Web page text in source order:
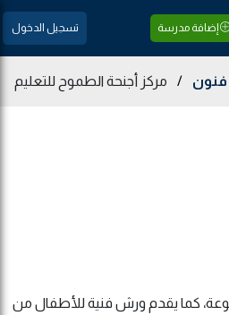
إضافة مدرسة تسجيل الدخول
فنون / مركز أجنحة الطموح للتعليم
كما يقدم ورش فنية للأطفال من